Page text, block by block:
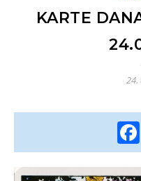
KARTE
24.